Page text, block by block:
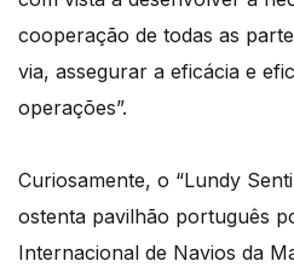
cooperação de todas as
via, assegurar a eficácia e
operações”.
Curiosamente, o “Lundy
ostenta pavilhão português
Internacional de Navios da